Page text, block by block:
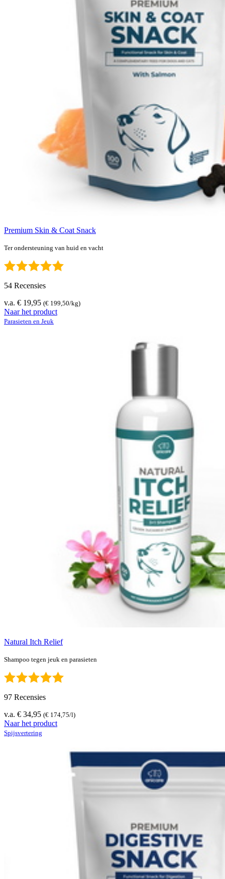
Premium Skin & Coat Snack
Ter ondersteuning van huid en vacht
54 Recensies
v.a. € 19,95 (€ 199,50/kg)
Naar het product
Parasieten en Jeuk
Natural Itch Relief
Shampoo tegen jeuk en parasieten
97 Recensies
v.a. € 34,95 (€ 174,75/l)
Naar het product
Spijsvertering